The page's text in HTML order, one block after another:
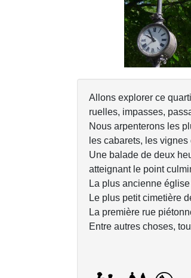
Allons explorer ce
ruelles, impasses,
Nous arpenterons les
les cabarets, les
Une balade de deux
atteignant le point
La plus ancienne
Le plus petit cimetière
La première rue
Entre autres choses,